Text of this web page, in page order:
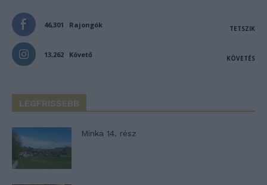
46,301 Rajongók TETSZIK
13,262 Követő KÖVETÉS
LEGFRISSEBB
Minka 14. rész